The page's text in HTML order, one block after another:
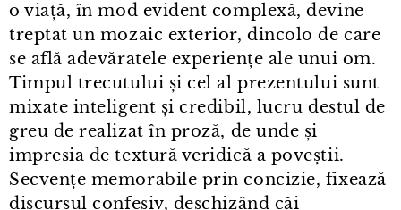
o viață, în mod evident complexă, devine
treptat un mozaic exterior, dincolo de care
se află adevăratele experiențe ale unui om.
Timpul trecutului și cel al prezentului sunt
mixate inteligent și credibil, lucru destul de
greu de realizat în proză, de unde și
impresia de textură veridică a poveștii.
Secvențe memorabile prin concizie, fixează
discursul confesiv, deschizând căi